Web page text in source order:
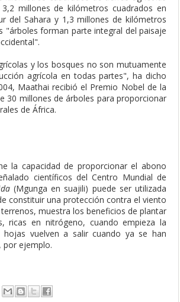
millones de kilómetros cuadrados en
del Sahara y 1,3 millones de kilómetros
"árboles forman parte integral del paisaje
y los bosques no son mutuamente
agrícola en todas partes", ha dicho
Maathai recibió el Premio Nobel de la
30 millones de árboles para proporcionar
de África.
la capacidad de proporcionar el abono
científicos del Centro Mundial de
(Mgunga en suajili) puede ser utilizada
constituir una protección contra el viento
muestra los beneficios de plantar
ricas en nitrógeno, cuando empieza la
vuelven a salir cuando ya se han
por ejemplo.